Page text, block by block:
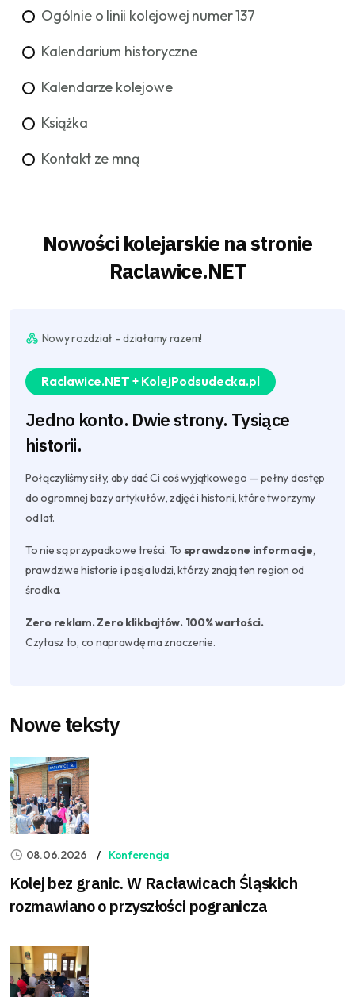
Ogólnie o linii kolejowej numer 137
Kalendarium historyczne
Kalendarze kolejowe
Książka
Kontakt ze mną
Nowości kolejarskie na stronie
Raclawice.NET
Nowy rozdział – działamy razem!
Raclawice.NET + KolejPodsudecka.pl
Jedno konto. Dwie strony. Tysiące
historii.
Połączyliśmy siły, aby dać Ci coś wyjątkowego — pełny dostęp
do ogromnej bazy artykułów, zdjęć i historii, które tworzymy
od lat.
To nie są przypadkowe treści. To sprawdzone informacje,
prawdziwe historie i pasja ludzi, którzy znają ten region od
środka.
Zero reklam. Zero klikbajtów. 100% wartości.
Czytasz to, co naprawdę ma znaczenie.
Nowe teksty
08.06.2026 Konferencja
Kolej bez granic. W Racławicach Śląskich
rozmawiano o przyszłości pogranicza